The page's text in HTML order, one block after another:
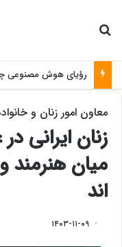
رؤیای هوش مصنوعی
معاون امور زنان و
زنان ایرانی
میان هنرمند
اند
۱۴۰۳-۱۱-۰۹